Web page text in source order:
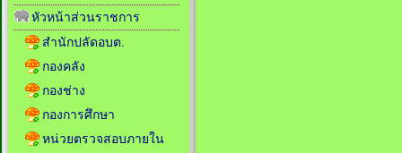
หัวหน้าส่วนราชการ
สำนักปลัดอบต.
กองคลัง
กองช่าง
กองการศึกษา
หน่วยตรวจสอบภายใน